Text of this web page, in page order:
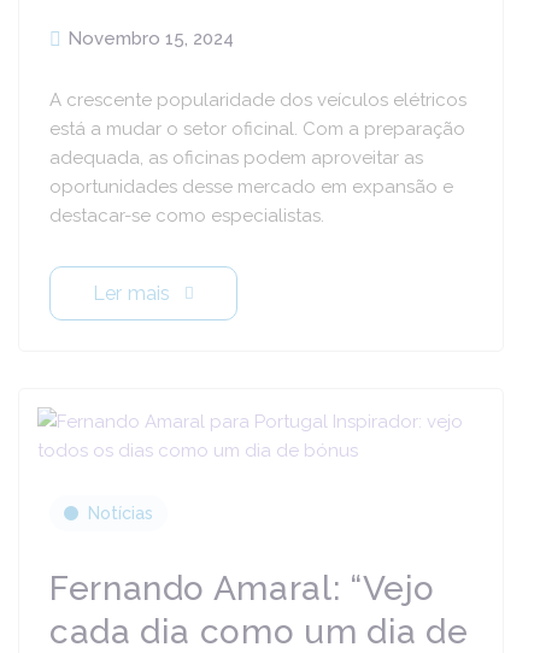
Novembro 15, 2024
A crescente popularidade dos veículos elétricos
está a mudar o setor oficinal. Com a preparação
adequada, as oficinas podem aproveitar as
oportunidades desse mercado em expansão e
destacar-se como especialistas.
Ler mais
Notícias
Fernando Amaral: “Vejo
cada dia como um dia de